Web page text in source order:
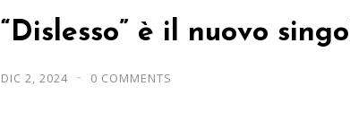
“Dislesso” è il nuovo
DIC 2, 2024 0 COMMENTS